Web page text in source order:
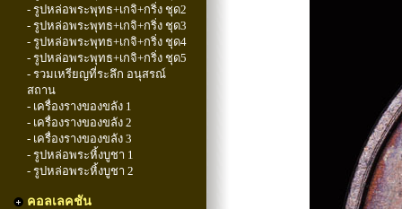
- รูปหล่อพระพุทธ+เกจิ+กริ่ง ชุด2
- รูปหล่อพระพุทธ+เกจิ+กริ่ง ชุด3
- รูปหล่อพระพุทธ+เกจิ+กริ่ง ชุด4
- รูปหล่อพระพุทธ+เกจิ+กริ่ง ชุด5
- รวมเหรียญที่ระลึก อนุสรณ์
สถาน
- เครื่องรางของขลัง 1
- เครื่องรางของขลัง 2
- เครื่องรางของขลัง 3
- รูปหล่อพระหิ้งบูชา 1
- รูปหล่อพระหิ้งบูชา 2
คอลเลคชัน